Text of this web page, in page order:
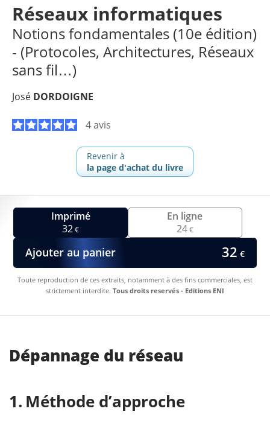
Réseaux informatiques
Notions fondamentales (10e édition)
- (Protocoles, Architectures, Réseaux
sans fil…)
José DORDOIGNE
4 avis
Revenir à
la page d'achat du livre
Imprimé
32€
En ligne
24€
Ajouter au panier 32 €
Toute reproduction de ces extraits, notamment à des fins commerciales, est
strictement interdite. Tous droits reservés - Editions ENI
Dépannage du réseau
Méthode d’approche